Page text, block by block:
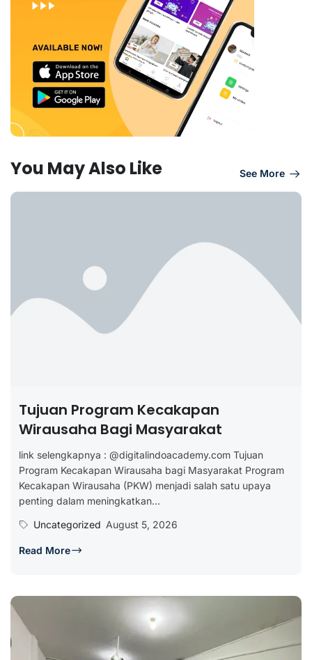
You May Also Like See More
Tujuan Program Kecakapan
Wirausaha Bagi Masyarakat
link selengkapnya : @digitalindoacademy.com Tujuan
Program Kecakapan Wirausaha bagi Masyarakat Program
Kecakapan Wirausaha (PKW) menjadi salah satu upaya
penting dalam meningkatkan...
Uncategorized August 5, 2026
Read More